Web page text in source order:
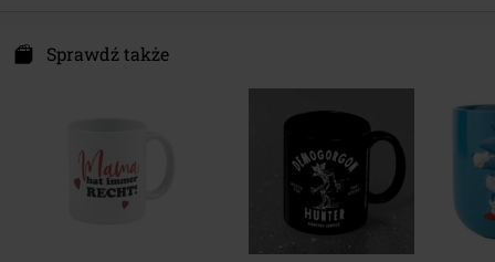
Data premiery
Gildenstraße 6
Sprawdź także